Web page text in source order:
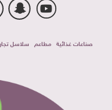
صناعات غذائية مطاعم سلاسل